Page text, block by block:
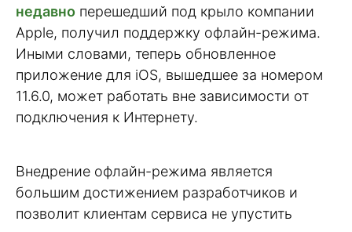
недавно перешедший под крыло компании
Apple, получил поддержку офлайн-режима.
Иными словами, теперь обновленное
приложение для iOS, вышедшее за номером
11.6.0, может работать вне зависимости от
подключения к Интернету.
Внедрение офлайн-режима является
большим достижением разработчиков и
позволит клиентам сервиса не упустить